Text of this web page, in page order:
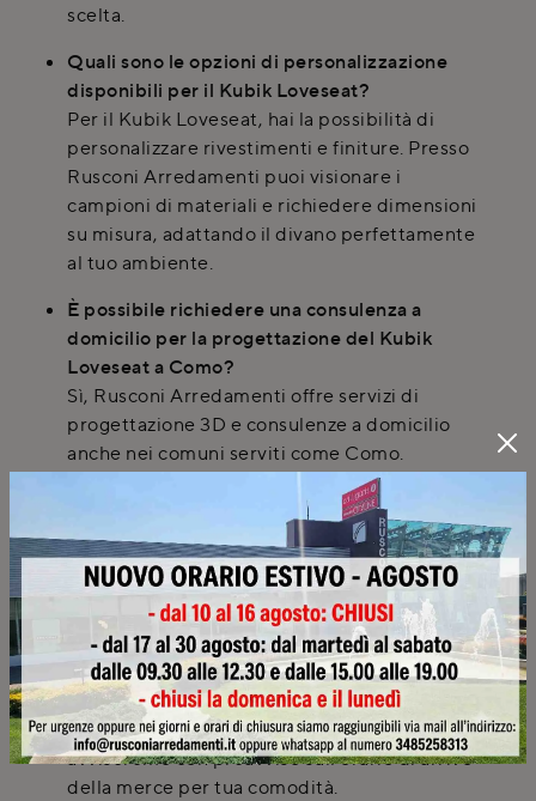
scelta.
Quali sono le opzioni di personalizzazione
disponibili per il Kubik Loveseat?
Per il Kubik Loveseat, hai la possibilità di
personalizzare rivestimenti e finiture. Presso
Rusconi Arredamenti puoi visionare i
campioni di materiali e richiedere dimensioni
su misura, adattando il divano perfettamente
al tuo ambiente.
È possibile richiedere una consulenza a
domicilio per la progettazione del Kubik
Loveseat a Como?
Sì, Rusconi Arredamenti offre servizi di
progettazione 3D e consulenze a domicilio
anche nei comuni serviti come Como.
Effettuiamo rilievi delle misure in loco per
garantire un progetto preciso e personalizzato
per il tuo Kubik Loveseat.
Come funziona la consegna e il montaggio del
divano Kubik Loveseat, ad esempio a Monza?
Il servizio di consegna e montaggio del Kubik
Loveseat è gestito con personale interno di
Rusconi Arredamenti ed è incluso nel prezzo,
anche per i comuni serviti come Monza. Ti
avviseremo con preavviso sull'orario di arrivo
della merce per tua comodità.